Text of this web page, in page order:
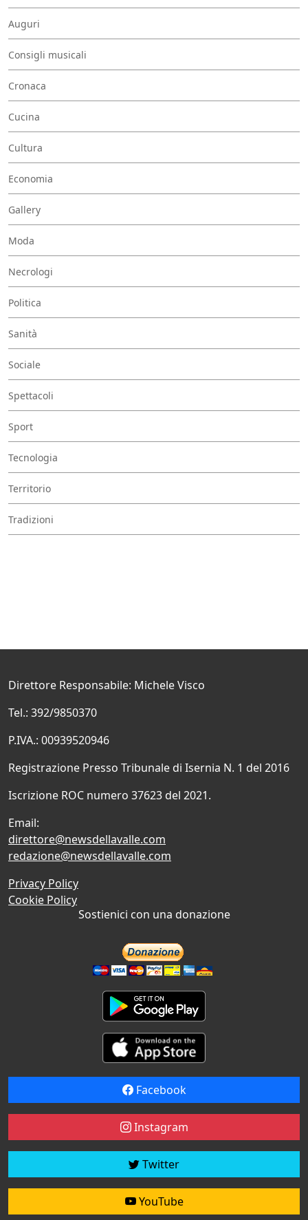
Auguri
Consigli musicali
Cronaca
Cucina
Cultura
Economia
Gallery
Moda
Necrologi
Politica
Sanità
Sociale
Spettacoli
Sport
Tecnologia
Territorio
Tradizioni
Direttore Responsabile: Michele Visco
Tel.: 392/9850370
P.IVA.: 00939520946
Registrazione Presso Tribunale di Isernia N. 1 del 2016
Iscrizione ROC numero 37623 del 2021.
Email:
direttore@newsdellavalle.com
redazione@newsdellavalle.com
Privacy Policy
Cookie Policy
Sostienici con una donazione
Facebook
Instagram
Twitter
YouTube